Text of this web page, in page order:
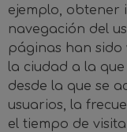
ejemplo, obtener
navegación del
páginas han sido
la ciudad a la
desde la que se
usuarios, la
el tiempo de